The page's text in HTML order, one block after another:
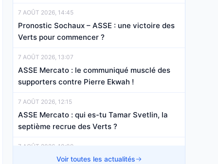
7 AOÛT 2026, 14:45
Pronostic Sochaux – ASSE : une victoire des
Verts pour commencer ?
7 AOÛT 2026, 13:07
ASSE Mercato : le communiqué musclé des
supporters contre Pierre Ekwah !
7 AOÛT 2026, 12:15
ASSE Mercato : qui es-tu Tamar Svetlin, la
septième recrue des Verts ?
7 AOÛT 2026, 10:09
Flashback, il y a un an : Quand le retour de
Voir toutes les actualités